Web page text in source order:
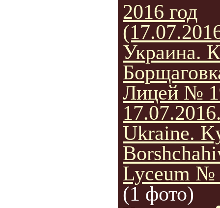
2016 год
Украина.
Лицей №
Ukraine.
Lyceum №
(1 фото)